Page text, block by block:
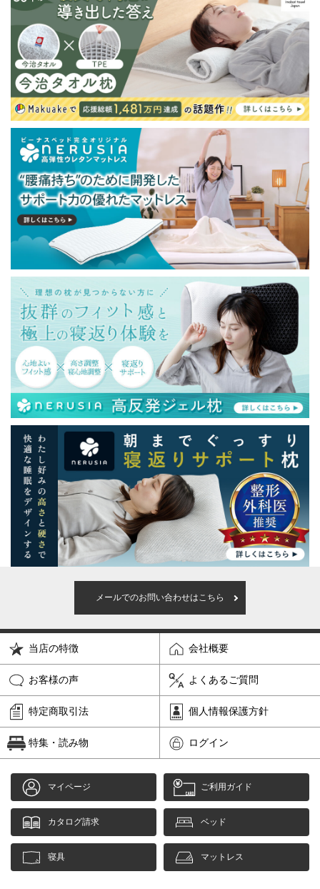
メールでのお問い合わせはこちら
当店の特徴 会社概要
お客様の声 よくあるご質問
特定商取引法 個人情報保護方針
特集・読み物 ログイン
マイページ ご利用ガイド
カタログ請求 ベッド
寝具 マットレス